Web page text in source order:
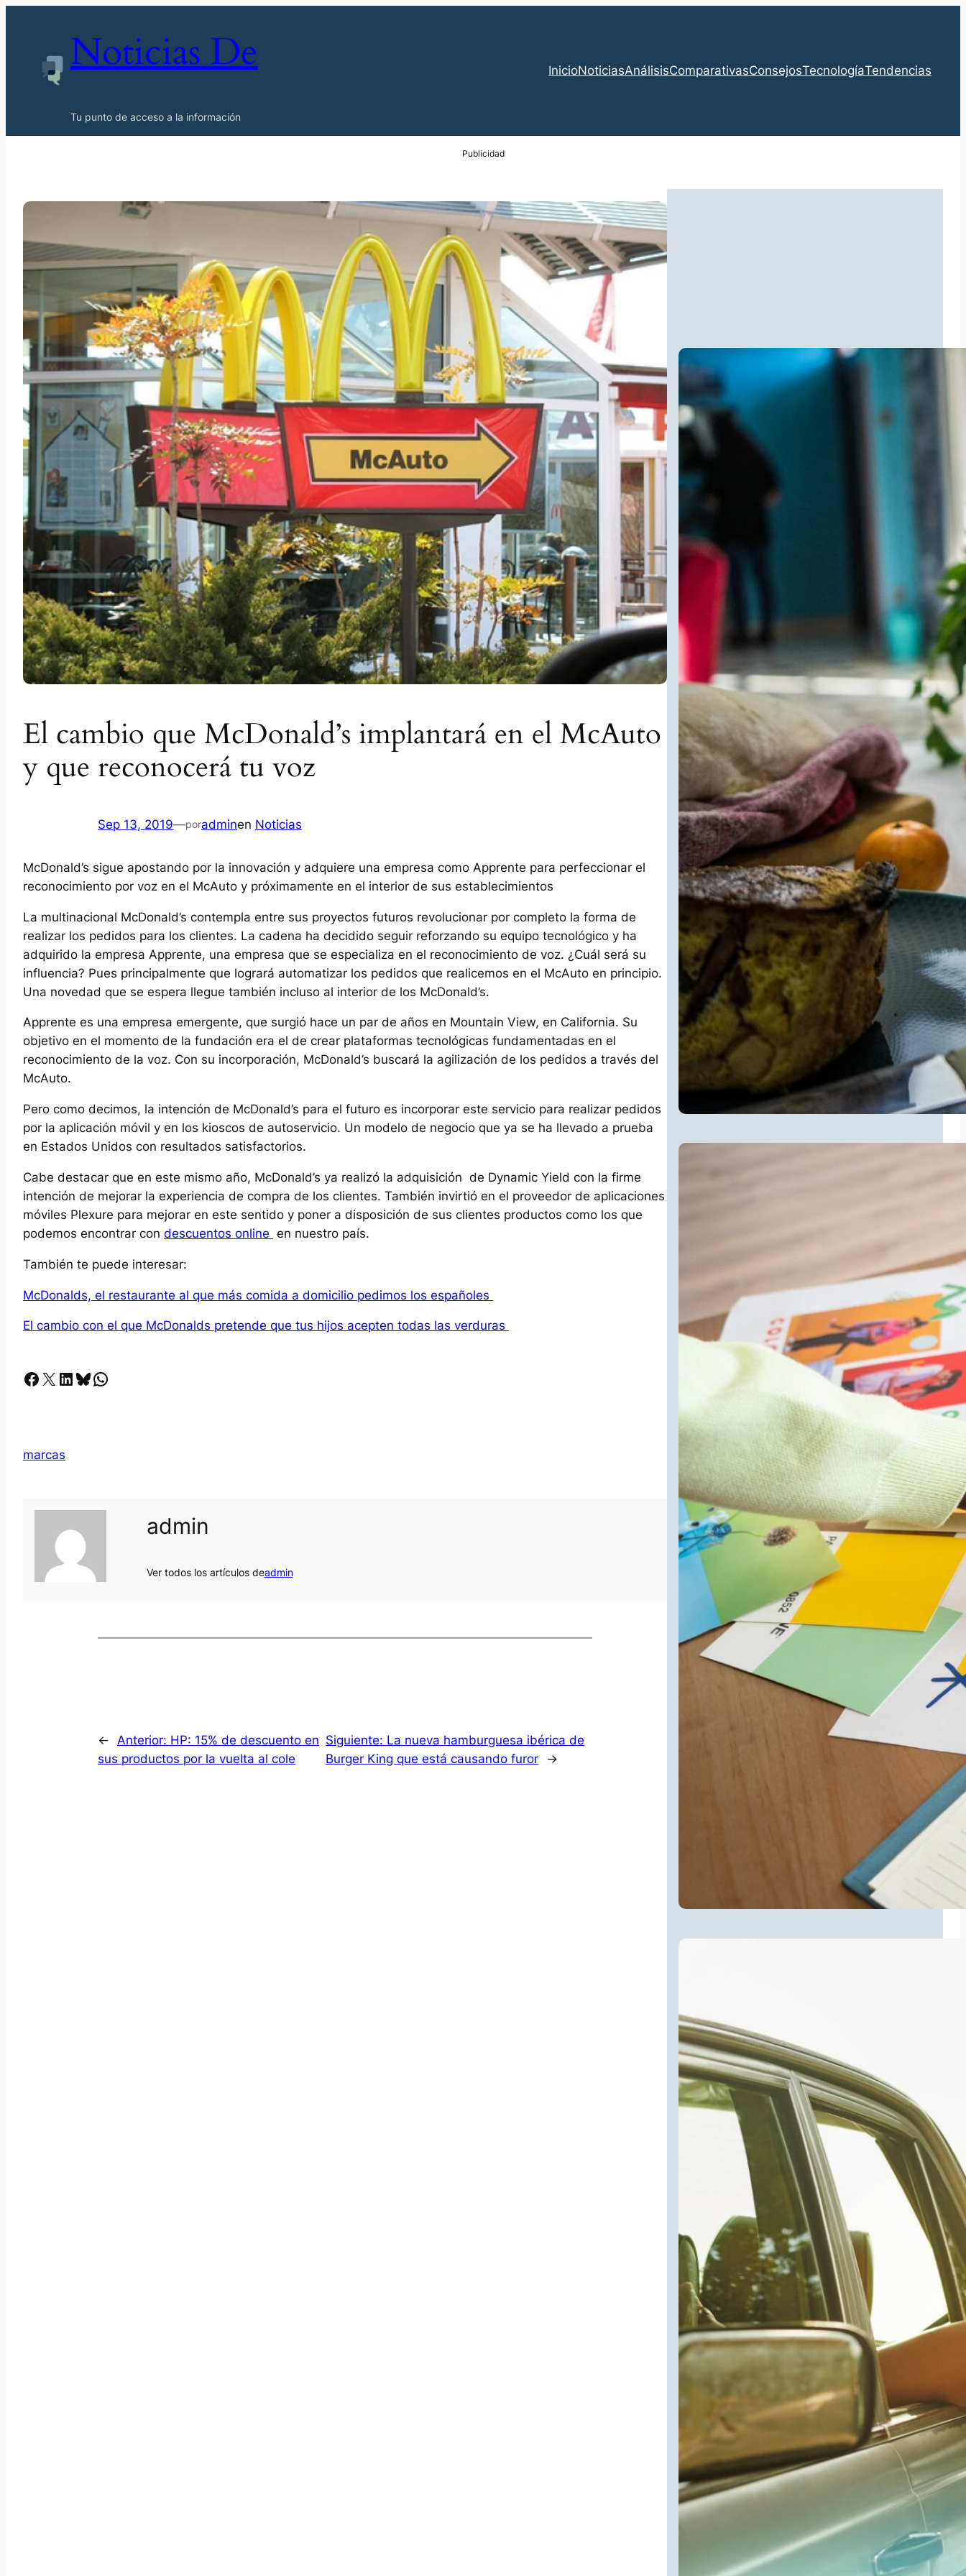
Noticias De
Tu punto de acceso a la información
InicioNoticiasAnálisisComparativasConsejosTecnologíaTendencias
El cambio que McDonald’s implantará en el McAuto
y que reconocerá tu voz
Sep 13, 2019—poradminen Noticias
McDonald’s sigue apostando por la innovación y adquiere una empresa como Apprente para perfeccionar el
reconocimiento por voz en el McAuto y próximamente en el interior de sus establecimientos
La multinacional McDonald’s contempla entre sus proyectos futuros revolucionar por completo la forma de
realizar los pedidos para los clientes. La cadena ha decidido seguir reforzando su equipo tecnológico y ha
adquirido la empresa Apprente, una empresa que se especializa en el reconocimiento de voz. ¿Cuál será su
influencia? Pues principalmente que logrará automatizar los pedidos que realicemos en el McAuto en principio.
Una novedad que se espera llegue también incluso al interior de los McDonald’s.
Apprente es una empresa emergente, que surgió hace un par de años en Mountain View, en California. Su
objetivo en el momento de la fundación era el de crear plataformas tecnológicas fundamentadas en el
reconocimiento de la voz. Con su incorporación, McDonald’s buscará la agilización de los pedidos a través del
McAuto.
Pero como decimos, la intención de McDonald’s para el futuro es incorporar este servicio para realizar pedidos
por la aplicación móvil y en los kioscos de autoservicio. Un modelo de negocio que ya se ha llevado a prueba
en Estados Unidos con resultados satisfactorios.
Cabe destacar que en este mismo año, McDonald’s ya realizó la adquisición de Dynamic Yield con la firme
intención de mejorar la experiencia de compra de los clientes. También invirtió en el proveedor de aplicaciones
móviles Plexure para mejorar en este sentido y poner a disposición de sus clientes productos como los que
podemos encontrar con descuentos online en nuestro país.
También te puede interesar:
McDonalds, el restaurante al que más comida a domicilio pedimos los españoles
El cambio con el que McDonalds pretende que tus hijos acepten todas las verduras
Facebook X LinkedIn Bluesky Whatsapp
marcas
admin
Ver todos los artículos deadmin
← Anterior: HP: 15% de descuento en
sus productos por la vuelta al cole
Siguiente: La nueva hamburguesa ibérica de
Burger King que está causando furor
→